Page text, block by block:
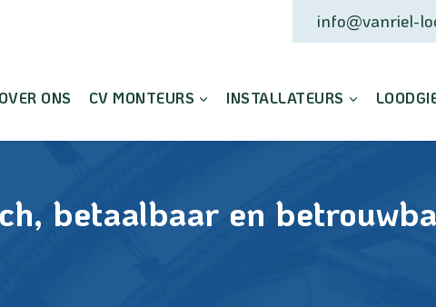
info@vanriel-
OVER ONS CV MONTEURS INSTALLATEURS
betaalbaar en